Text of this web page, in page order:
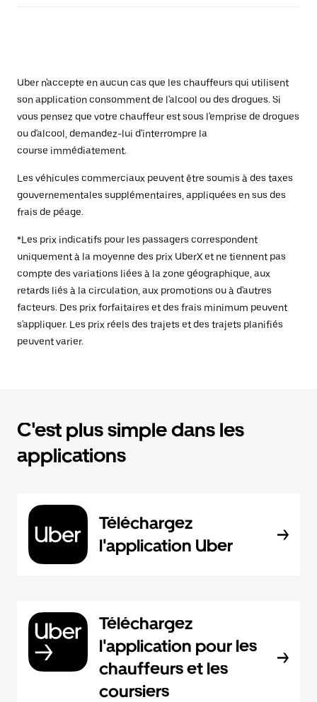
Uber n'accepte en aucun cas que les chauffeurs qui utilisent
son application consomment de l'alcool ou des drogues. Si
vous pensez que votre chauffeur est sous l'emprise de drogues
ou d'alcool, demandez-lui d'interrompre la
course immédiatement.
Les véhicules commerciaux peuvent être soumis à des taxes
gouvernementales supplémentaires, appliquées en sus des
frais de péage.
*Les prix indicatifs pour les passagers correspondent
uniquement à la moyenne des prix UberX et ne tiennent pas
compte des variations liées à la zone géographique, aux
retards liés à la circulation, aux promotions ou à d'autres
facteurs. Des prix forfaitaires et des frais minimum peuvent
s'appliquer. Les prix réels des trajets et des trajets planifiés
peuvent varier.
C'est plus simple dans les
applications
Téléchargez
l'application Uber
Téléchargez
l'application pour les
chauffeurs et les
coursiers